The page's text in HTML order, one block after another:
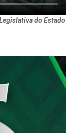
do Estado